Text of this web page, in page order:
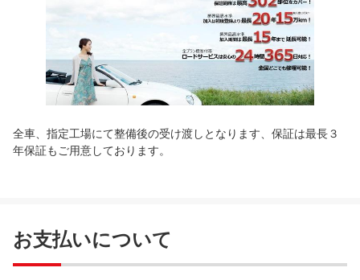
全車、指定工場にて整備後の受け渡しとなります、保証は最長３
年保証もご用意しております。
お支払いについて